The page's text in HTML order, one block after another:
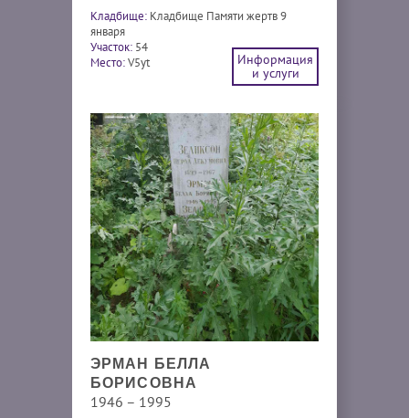
Кладбище: Кладбище Памяти жертв 9
января
Участок: 54
Место:V5yt
Информация
и услуги
ЭРМАН БЕЛЛА
БОРИСОВНА
1946 – 1995